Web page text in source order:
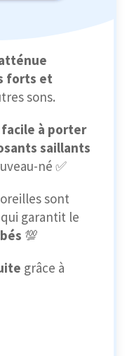
forts et
sons.
facile à porter
saillants
né ✅
sont
garantit le
💯
grâce à